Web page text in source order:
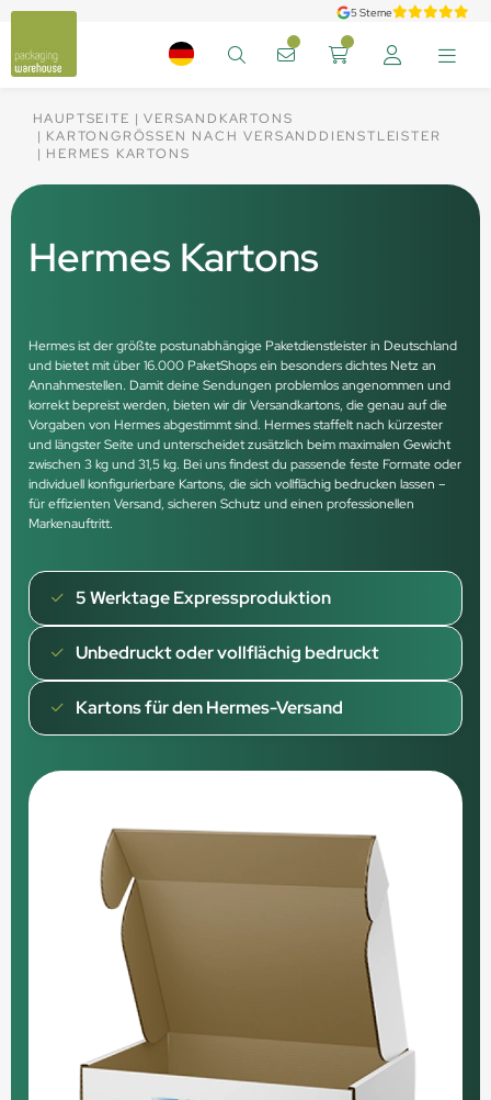
5 Sterne
HAUPTSEITE
VERSANDKARTONS
KARTONGRÖSSEN NACH VERSANDDIENSTLEISTER
HERMES KARTONS
Hermes Kartons
Hermes ist der größte postunabhängige Paketdienstleister in Deutschland
und bietet mit über 16.000 PaketShops ein besonders dichtes Netz an
Annahmestellen. Damit deine Sendungen problemlos angenommen und
korrekt bepreist werden, bieten wir dir Versandkartons, die genau auf die
Vorgaben von Hermes abgestimmt sind. Hermes staffelt nach kürzester
und längster Seite und unterscheidet zusätzlich beim maximalen Gewicht
zwischen 3 kg und 31,5 kg. Bei uns findest du passende feste Formate oder
individuell konfigurierbare Kartons, die sich vollflächig bedrucken lassen –
für effizienten Versand, sicheren Schutz und einen professionellen
Markenauftritt.
5 Werktage Expressproduktion
Unbedruckt oder vollflächig bedruckt
Kartons für den Hermes-Versand